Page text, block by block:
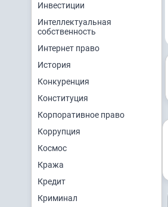
Инвестиции
Интеллектуальная
собственность
Интернет право
История
Конкуренция
Конституция
Корпоративное право
Коррупция
Космос
Кража
Кредит
Криминал